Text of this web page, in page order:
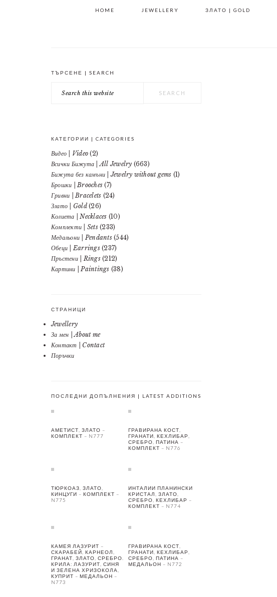
HOME JEWELLERY ЗЛАТО | GOLD
PRIMARY
SIDEBAR
ТЪРСЕНЕ | SEARCH
this
КАТЕГОРИИ | CATEGORIES
Видео | Video (2)
Всички Бижута | All Jewelry (663)
Бижута без камъни | Jewelry without gems (1)
Брошки | Brooches (7)
Гривни | Bracelets (24)
Злато | Gold(26)
Колиета | Necklaces (10)
Комплекти | Sets(233)
Медальони | Pendants(544)
Обеци | Earrings(237)
Пръстени | Rings(212)
Картини | Paintings (38)
СТРАНИЦИ
Jewellery
За мен | About me
Контакт | Contact
Поръчки
ПОСЛЕДНИ ДОПЪЛНЕНИЯ | LATEST ADDITIONS
АМЕТИСТ, ЗЛАТО –
КОМПЛЕКТ – N777
ГРАВИРАНА КОСТ,
ГРАНАТИ, КЕХЛИБАР,
СРЕБРО, ПАТИНА –
КОМПЛЕКТ – N776
ТЮРКОАЗ, ЗЛАТО,
КИНЦУГИ – КОМПЛЕКТ –
N775
ИНТАЛИИ ПЛАНИНСКИ
КРИСТАЛ, ЗЛАТО,
СРЕБРО, КЕХЛИБАР –
КОМПЛЕКТ – N774
КАМЕЯ ЛАЗУРИТ –
СКАРАБЕЙ, КАРНЕОЛ,
ГРАНАТ, ЗЛАТО, СРЕБРО.
КРИЛА: ЛАЗУРИТ, СИНЯ
И ЗЕЛЕНА ХРИЗОКОЛА,
КУПРИТ – МЕДАЛЬОН –
N773
ГРАВИРАНА КОСТ,
ГРАНАТИ, КЕХЛИБАР,
СРЕБРО, ПАТИНА –
МЕДАЛЬОН – N772